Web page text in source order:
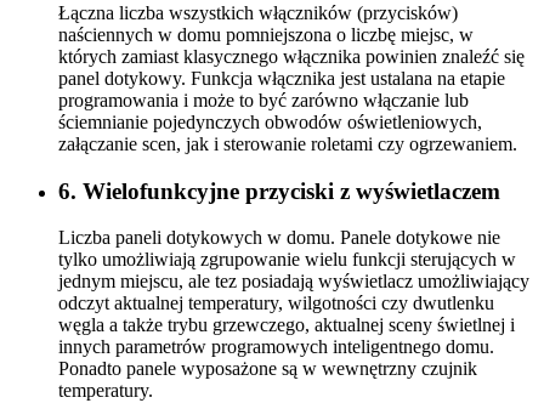
Łączna liczba wszystkich włączników (przycisków)
naściennych w domu pomniejszona o liczbę miejsc, w
których zamiast klasycznego włącznika powinien znaleźć się
panel dotykowy. Funkcja włącznika jest ustalana na etapie
programowania i może to być zarówno włączanie lub
ściemnianie pojedynczych obwodów oświetleniowych,
załączanie scen, jak i sterowanie roletami czy ogrzewaniem.
6. Wielofunkcyjne przyciski z wyświetlaczem
Liczba paneli dotykowych w domu. Panele dotykowe nie
tylko umożliwiają zgrupowanie wielu funkcji sterujących w
jednym miejscu, ale tez posiadają wyświetlacz umożliwiający
odczyt aktualnej temperatury, wilgotności czy dwutlenku
węgla a także trybu grzewczego, aktualnej sceny świetlnej i
innych parametrów programowych inteligentnego domu.
Ponadto panele wyposażone są w wewnętrzny czujnik
temperatury.